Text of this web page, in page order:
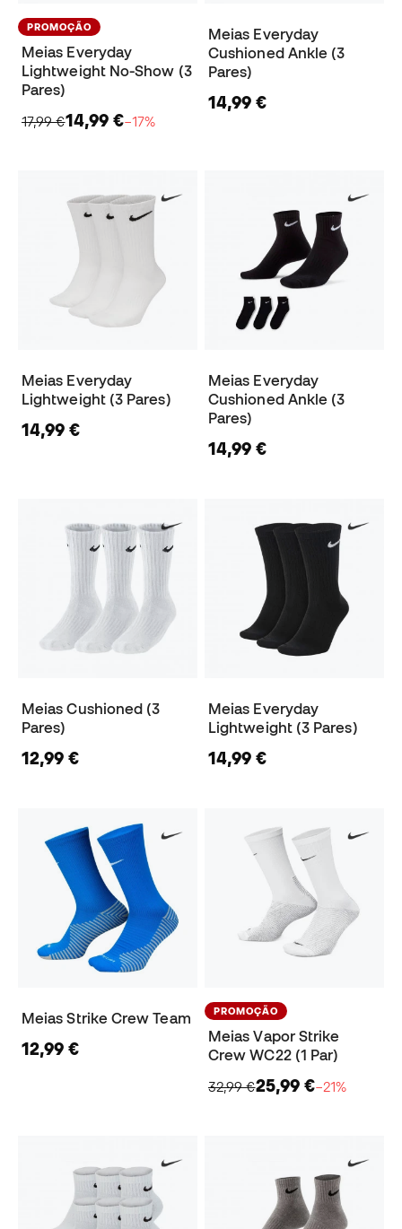
PROMOÇÃO
Meias Everyday
Lightweight No-Show (3
Pares)
17,99 €14,99 €−17%
Meias Everyday
Cushioned Ankle (3
Pares)
14,99 €
Meias Everyday
Lightweight (3 Pares)
14,99 €
Meias Everyday
Cushioned Ankle (3
Pares)
14,99 €
Meias Cushioned (3
Pares)
12,99 €
Meias Everyday
Lightweight (3 Pares)
14,99 €
Meias Strike Crew Team
12,99 €
PROMOÇÃO
Meias Vapor Strike
Crew WC22 (1 Par)
32,99 €25,99 €−21%